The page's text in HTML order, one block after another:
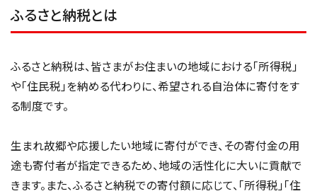
ふるさと納税とは
ふるさと納税は、皆さまがお住まいの地域における「所得税」
や「住民税」を納める代わりに、希望される自治体に寄付をす
る制度です。
生まれ故郷や応援したい地域に寄付ができ、その寄付金の用
途も寄付者が指定できるため、地域の活性化に大いに貢献で
きます。また、ふるさと納税での寄付額に応じて、「所得税」「住